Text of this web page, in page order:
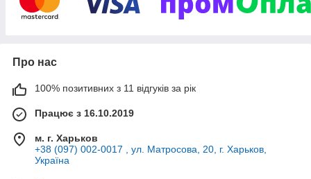
Ми пропонуємо
Про нас
100% позитивних з 11 відгуків за рік
Працює з 16.10.2019
м. г. Харьков
+38 (097) 002-0017 , ул. Матросова, 20, г. Харьков,
Україна